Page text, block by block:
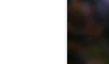
Als Gast